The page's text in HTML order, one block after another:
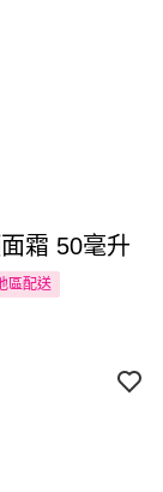
霜 50毫升
區配送